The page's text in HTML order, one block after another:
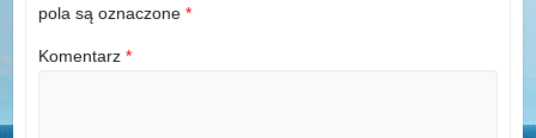
pola są oznaczone *
Komentarz *